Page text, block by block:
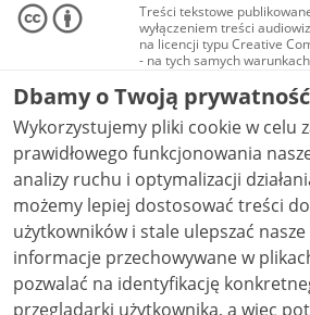
Treści tekstowe
wyłączeniem treści
na licencji typu Creative
- na tych samych
Materiały audiowizualne, w
audio i wideo, są
Creative Commons:
niekomercyjne - bez
NC-ND 4.0), o ile nie jest to
Dbamy o Twoją prywatność
Wykorzystujemy pliki cookie w celu
prawidłowego funkcjonowania
analizy ruchu i optymalizacji działania
możemy lepiej dostosować treści
użytkowników i stale ulepszać nasze usługi.
informacje przechowywane w
pozwalać na identyfikację
przeglądarki użytkownika, a więc